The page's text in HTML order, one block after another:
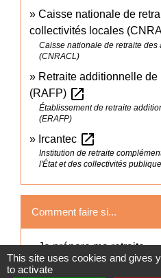
Caisse nationale de
collectivités locales
Caisse nationale de retraite
(CNRACL)
Retraite additionnelle
(RAFP) open_in_new
Établissement de retraite
(ERAFP)
Ircantec open_in_new
Institution de retraite
l'État et des collectivités
Comment faire si...
Je prépare ma retraite
This site uses cookies and gives
to activate